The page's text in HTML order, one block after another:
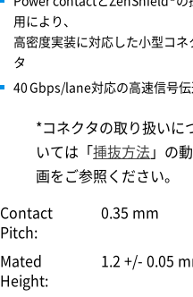
用により、
高密度実装に対応した小型コネ
タ
40 Gbps/lane対応の高速信号
*コネクタの取り扱いに
いては「挿抜方法 」の動
画をご参照ください。
Contact
Pitch:
0.35 mm
Mated
Height:
1.2 +/- 0.05